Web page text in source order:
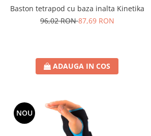
Baston tetrapod cu baza inalta Kinetika
96,02 RON87,69 RON
ADAUGA IN COS
NOU